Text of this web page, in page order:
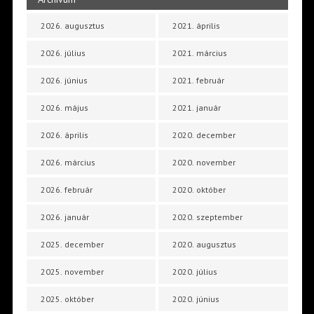
2026. augusztus
2026. július
2026. június
2026. május
2026. április
2026. március
2026. február
2026. január
2025. december
2025. november
2025. október
2021. április
2021. március
2021. február
2021. január
2020. december
2020. november
2020. október
2020. szeptember
2020. augusztus
2020. július
2020. június